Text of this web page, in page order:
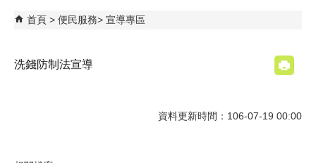
首頁 便民服務 宣導專區
洗錢防制法宣導
資料更新時間：106-07-19 00:00